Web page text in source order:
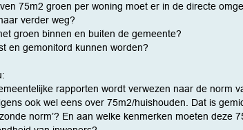
75m2 groen per woning moet er in de directe
verder weg?
groen binnen en buiten de gemeente?
en gemonitord kunnen worden?
rapporten wordt verwezen naar de norm
ook wel eens over 75m2/huishouden. Dat is
norm’? En aan welke kenmerken moeten deze